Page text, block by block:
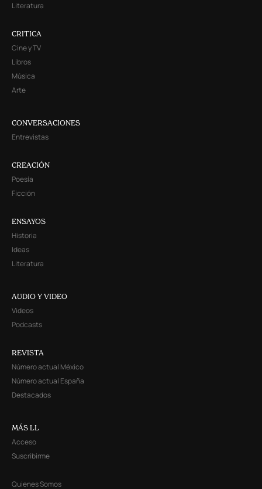
Literatura
CRITICA
Cine y TV
Libros
Música
Arte
CONVERSACIONES
Entrevistas
CREACIÓN
Poesía
Ficción
ENSAYOS
Historia
Ideas
Literatura
AUDIO Y VIDEO
Videos
Podcasts
REVISTA
Número actual México
Número actual España
Destacados
MÁS LL
Acceso
Suscribirme
Quienes Somos